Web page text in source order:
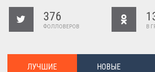
376
ФОЛЛОВЕРОВ В
ЛУЧШИЕ НОВЫЕ